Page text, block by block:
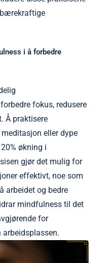
i å forbedre
fokus, redusere
Å praktisere
eller dype
økning i
gjør det mulig for
effektivt, noe som
arbeidet og bedre
mindfulness til det
for